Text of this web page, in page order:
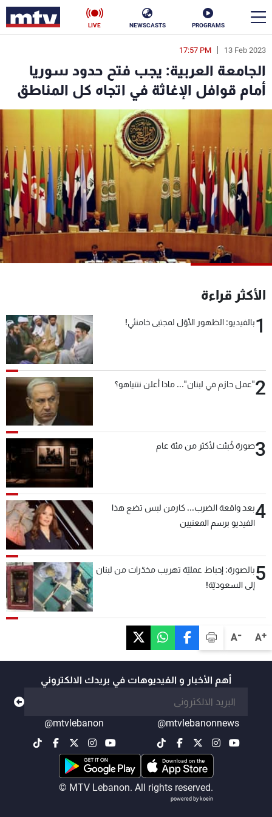
PROGRAMS
NEWSCASTS
LIVE
A+
A-
13 Feb 2023
17:57 PM
الجامعة العربية: يجب فتح حدود سوريا
أمام قوافل الإغاثة في اتجاه كل المناطق
الأكثر قراءة
1بالفيديو: الظهور الأوّل لمجتبى خامنئي!
2"عمل حازم في لبنان"... ماذا أعلن نتنياهو؟
3صورة خُبئت لأكثر من مئة عام
4بعد واقعة الضرب... كارمن لبس تضع هذا
الفيديو برسم المعنيين
5بالصورة: إحباط عمليّة تهريب مخدّرات من لبنان
إلى السعوديّة!
أهم الأخبار و الفيديوهات في بريدك الالكتروني
@mtvlebanonnews
@mtvlebanon
© MTV Lebanon. All rights reserved.
powered by koein
en
الأخبار
سياسة ناس
فن
منوعات رياضة
كأس العالم
البرامج
جدول البرامج
شاهد البرامج
الترددات
شروط الإسـتخدام
سياسة الخصوصية